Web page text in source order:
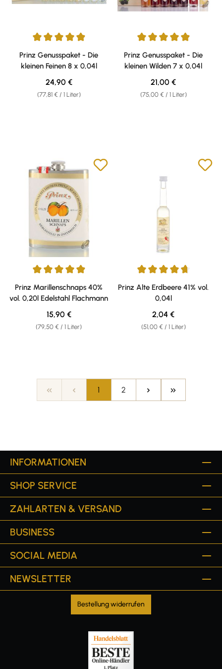
Durchschnittliche Bewertung von 4.92 von 5 Sternen
Prinz Genusspaket - Die
kleinen Feinen 8 x 0,04l
(77,81 € / 1 Liter)
Regulärer Preis:
24,90 €
Durchschnittliche Bewertung
Prinz Genusspaket - Die
kleinen Wilden 7 x 0,04l
(75,00 € / 1 Liter)
Regulärer Preis:
21,00 €
Durchschnittliche Bewertung von 4.92 von 5 Sternen
Prinz Marillenschnaps 40%
vol. 0,20l Edelstahl Flachmann
(79,50 € / 1 Liter)
Regulärer Preis:
15,90 €
Durchschnittliche Bewertung
Prinz Alte Erdbeere 41% vol.
0,04l
(51,00 € / 1 Liter)
Regulärer Preis:
2,04 €
Seite
1 Seite
2
INFORMATIONEN
SHOP SERVICE
ZAHLARTEN & VERSAND
BUSINESS
SOCIAL MEDIA
NEWSLETTER
Bestellung widerrufen